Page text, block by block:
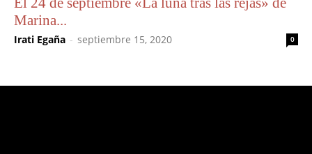
Marina...
Irati Egaña - septiembre 15, 2020 0